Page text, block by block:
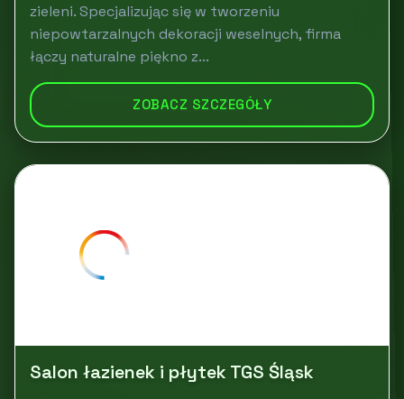
zieleni. Specjalizując się w tworzeniu
niepowtarzalnych dekoracji weselnych, firma
łączy naturalne piękno z...
ZOBACZ SZCZEGÓŁY
Salon łazienek i płytek TGS Śląsk